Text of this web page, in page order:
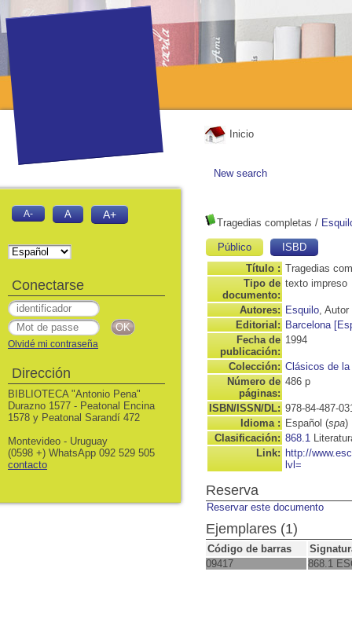
Inicio
New search
Tragedias completas /
Público
ISBD
Título : Tragedias
Tipo de
documento:
texto impreso
Autores: Esquilo, Autor
Editorial: Barcelona
Fecha de
publicación:
1994
Colección: Clásicos de
Número de
páginas:
486 p
ISBN/ISSN/DL: 978-84-487-
Idioma : Español (spa)
Clasificación: 868.1
Link: http://
lvl=
Reserva
Reservar este documento
Ejemplares (1)
Código de barras
09417
868.1
A- A A+
Conectarse
Olvidé mi contraseña
Dirección
BIBLIOTECA "Antonio Pena"
Durazno 1577 - Peatonal Encina
1578 y Peatonal Sarandí 472
Montevideo - Uruguay
(0598 +) WhatsApp 092 529 505
contacto